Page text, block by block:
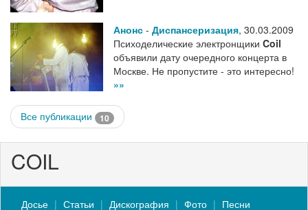
Анонс - Диспансеризация, 30.03.2009
Психоделические электронщики Coil
объявили дату очередного концерта в
Москве. Не пропустите - это интересно!
»»
Все публикации 10
COIL
Досье Статьи Дискография Фото
Песни